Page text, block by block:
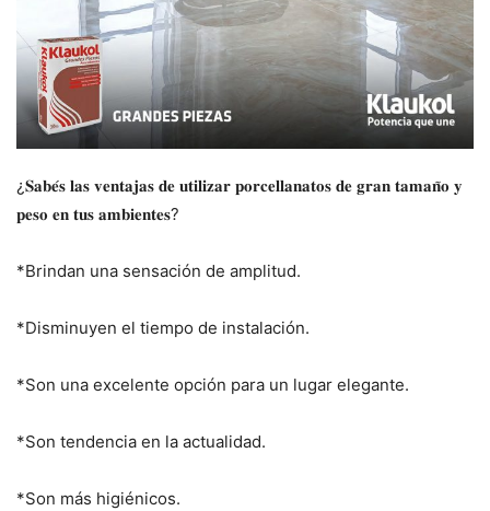
¿𝐒𝐚𝐛𝐞́𝐬 𝐥𝐚𝐬 𝐯𝐞𝐧𝐭𝐚𝐣𝐚𝐬 𝐝𝐞 𝐮𝐭𝐢𝐥𝐢𝐳𝐚𝐫 𝐩𝐨𝐫𝐜𝐞𝐥𝐥𝐚𝐧𝐚𝐭𝐨𝐬 𝐝𝐞 𝐠𝐫𝐚𝐧 𝐭𝐚𝐦𝐚𝐧̃𝐨 𝐲
𝐩𝐞𝐬𝐨 𝐞𝐧 𝐭𝐮𝐬 𝐚𝐦𝐛𝐢𝐞𝐧𝐭𝐞𝐬?
*Brindan una sensación de amplitud.
*Disminuyen el tiempo de instalación.
*Son una excelente opción para un lugar elegante.
*Son tendencia en la actualidad.
*Son más higiénicos.